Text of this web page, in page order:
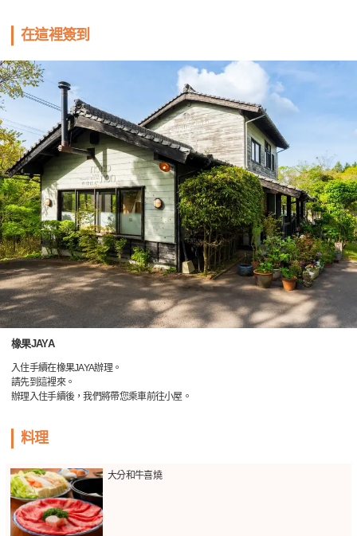
在這裡簽到
橡果JAYA
入住手續在橡果JAYA辦理。
請先到這裡來。
辦理入住手續後，我們將帶您乘車前往小屋。
料理
大分和牛喜燒